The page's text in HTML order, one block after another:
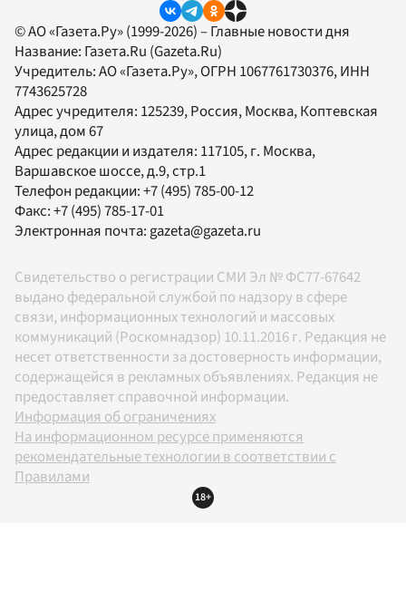
© АО «Газета.Ру» (1999-2026) – Главные новости дня
Название: Газета.Ru (Gazeta.Ru)
Учредитель:АО «Газета.Ру», ОГРН 1067761730376, ИНН
7743625728
Адрес учредителя: 125239, Россия, Москва, Коптевская
улица, дом 67
Адрес редакции и издателя: 117105, г. Москва,
Варшавское шоссе, д.9, стр.1
Телефон редакции:+7 (495) 785-00-12
Факс:+7 (495) 785-17-01
Электронная почта:gazeta@gazeta.ru
Свидетельство о регистрации СМИ Эл № ФС77-67642
выдано федеральной службой по надзору в сфере
связи, информационных технологий и массовых
коммуникаций (Роскомнадзор) 10.11.2016 г. Редакция не
несет ответственности за достоверность информации,
содержащейся в рекламных объявлениях. Редакция не
предоставляет справочной информации.
Информация об ограничениях
На информационном ресурсе применяются
рекомендательные технологии в соответствии с
Правилами
18+